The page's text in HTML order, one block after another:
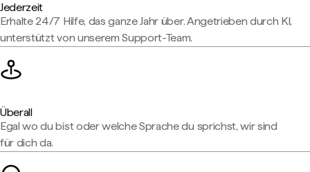
Jederzeit
Erhalte 24/7 Hilfe, das ganze Jahr über. Angetrieben durch KI,
unterstützt von unserem Support-Team.
Überall
Egal wo du bist oder welche Sprache du sprichst, wir sind
für dich da.